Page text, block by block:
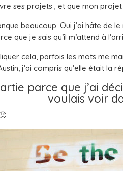
ses projets ; et que mon
beaucoup. Oui j’ai hâte de
que je sais qu’il m’attend à
cela, parfois les mots me
j’ai compris qu’elle était la
parce que j’ai
voulais voir